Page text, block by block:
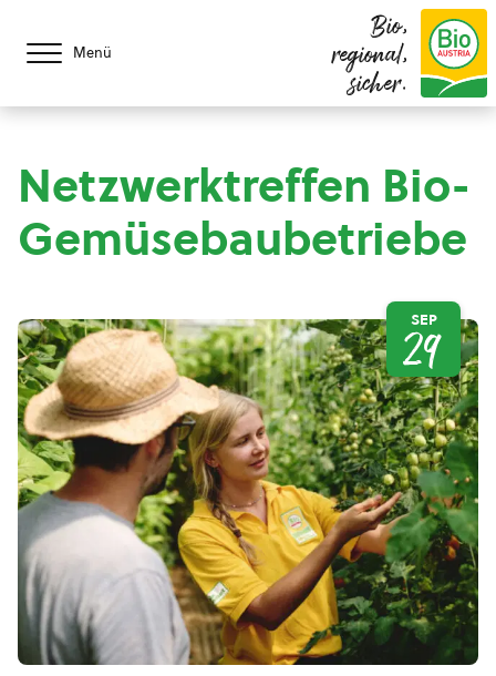
Menü
Bio,
regional,
sicher.
Netzwerktreffen Bio-
Gemüsebaubetriebe
SEP
29